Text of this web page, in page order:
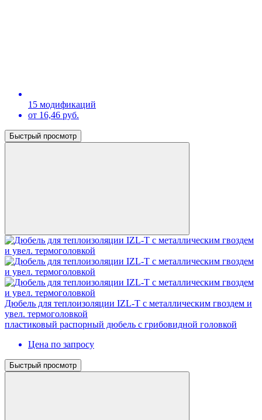
15 модификаций
от 16,46 руб.
Быстрый просмотр
Дюбель для теплоизоляции IZL-T с металлическим гвоздем и
увел. термоголовкой
пластиковый распорный дюбель с грибовидной головкой
Цена по запросу
Быстрый просмотр